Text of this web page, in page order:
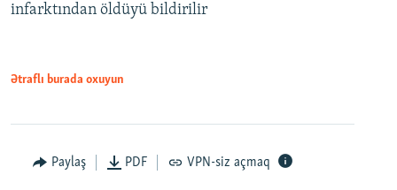
infarktından öldüyü bildirilir
Ətraflı burada oxuyun
Paylaş PDF VPN-siz açmaq